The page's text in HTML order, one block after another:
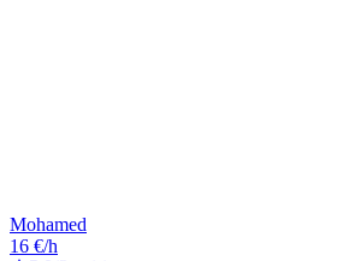
Mohamed
16 €/h